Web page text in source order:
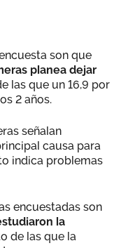
son que
planea dejar
las que un 16,9 por
2 años.
señalan
causa para
indica problemas
encuestadas son
la
de las que la